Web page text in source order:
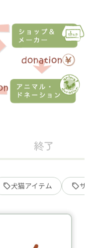
終了
犬猫アイテム サ